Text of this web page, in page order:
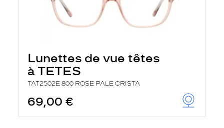
Lunettes de vue têtes
à TETES
TAT2502E 800 ROSE PALE CRISTA
69,00 €